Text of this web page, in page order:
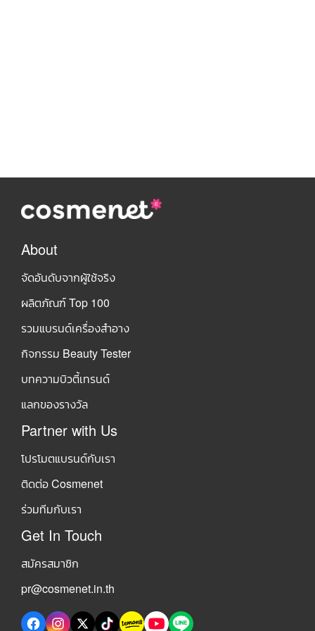
About
จัดอันดับจากผู้ใช้จริง
ผลิตภัณฑ์ Top 100
รวมแบรนด์เครื่องสำอาง
กิจกรรม Beauty Tester
บทความบิวตี้เทรนด์
แลกของรางวัล
Partner with Us
โปรโมตแบรนด์กับเรา
ติดต่อ Cosmenet
ร่วมทีมกับเรา
Get In Touch
สมัครสมาชิก
pr@cosmenet.in.th